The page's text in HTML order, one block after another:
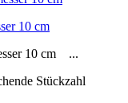
10 cm
10 cm ...
Stückzahl